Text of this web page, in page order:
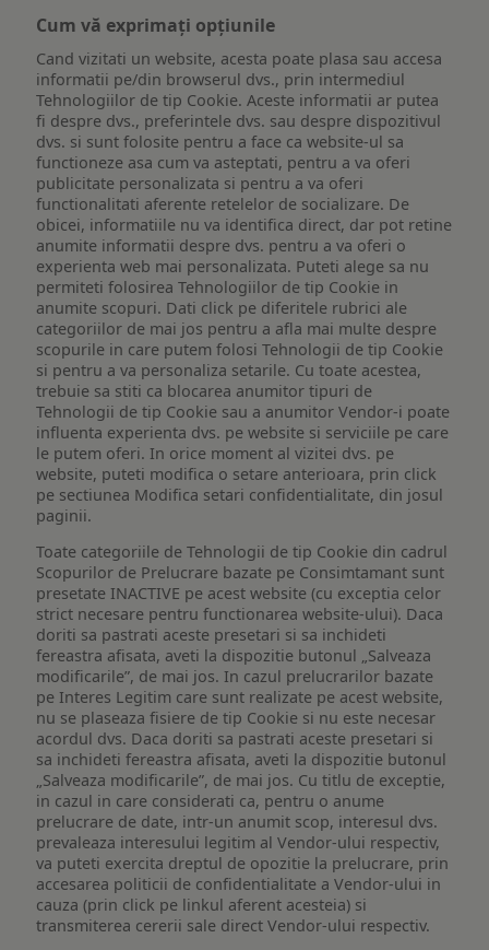
Cum vă exprimați opțiunile
Cand vizitati un website, acesta poate plasa sau accesa
informatii pe/din browserul dvs., prin intermediul
Tehnologiilor de tip Cookie. Aceste informatii ar putea
fi despre dvs., preferintele dvs. sau despre dispozitivul
dvs. si sunt folosite pentru a face ca website-ul sa
functioneze asa cum va asteptati, pentru a va oferi
publicitate personalizata si pentru a va oferi
functionalitati aferente retelelor de socializare. De
obicei, informatiile nu va identifica direct, dar pot retine
anumite informatii despre dvs. pentru a va oferi o
experienta web mai personalizata. Puteti alege sa nu
permiteti folosirea Tehnologiilor de tip Cookie in
anumite scopuri. Dati click pe diferitele rubrici ale
categoriilor de mai jos pentru a afla mai multe despre
scopurile in care putem folosi Tehnologii de tip Cookie
si pentru a va personaliza setarile. Cu toate acestea,
trebuie sa stiti ca blocarea anumitor tipuri de
Tehnologii de tip Cookie sau a anumitor Vendor-i poate
influenta experienta dvs. pe website si serviciile pe care
le putem oferi. In orice moment al vizitei dvs. pe
website, puteti modifica o setare anterioara, prin click
pe sectiunea Modifica setari confidentialitate, din josul
paginii.
Toate categoriile de Tehnologii de tip Cookie din cadrul
Scopurilor de Prelucrare bazate pe Consimtamant sunt
presetate INACTIVE pe acest website (cu exceptia celor
strict necesare pentru functionarea website-ului). Daca
doriti sa pastrati aceste presetari si sa inchideti
fereastra afisata, aveti la dispozitie butonul „Salveaza
modificarile”, de mai jos. In cazul prelucrarilor bazate
pe Interes Legitim care sunt realizate pe acest website,
nu se plaseaza fisiere de tip Cookie si nu este necesar
acordul dvs. Daca doriti sa pastrati aceste presetari si
sa inchideti fereastra afisata, aveti la dispozitie butonul
„Salveaza modificarile”, de mai jos. Cu titlu de exceptie,
in cazul in care considerati ca, pentru o anume
prelucrare de date, intr-un anumit scop, interesul dvs.
prevaleaza interesului legitim al Vendor-ului respectiv,
va puteti exercita dreptul de opozitie la prelucrare, prin
accesarea politicii de confidentialitate a Vendor-ului in
cauza (prin click pe linkul aferent acesteia) si
transmiterea cererii sale direct Vendor-ului respectiv.